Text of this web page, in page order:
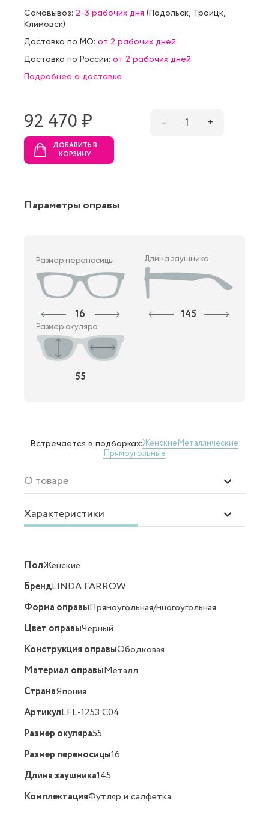
Самовывоз: 2-3 рабочих дня (Подольск Троицк
Климовск)
Доставка по МО: от 2 рабочих дней
Доставка по России: от 2 рабочих дней
Подробнее о доставке
92 470 ₷ – 1 +
ДОБАВИТЬ В
КОРЗИНУ
Параметры оправы
Размер переносицы
16
Длина заушника
145
Размер окуляра
55
Встречается в подборках:ЖенскиеМеталлические
Прямоугольные
О товаре
Характеристики
ПолЖенские
БрендLINDA FARROW
Форма оправыПрямоугольная/многоугольная
Цвет оправыЧёрный
Конструкция оправыОбодковая
Материал оправыМеталл
СтранаЯпония
АртикулLFL-1253 C04
Размер окуляра55
Размер переносицы16
Длина заушника145
КомплектацияФутляр и салфетка